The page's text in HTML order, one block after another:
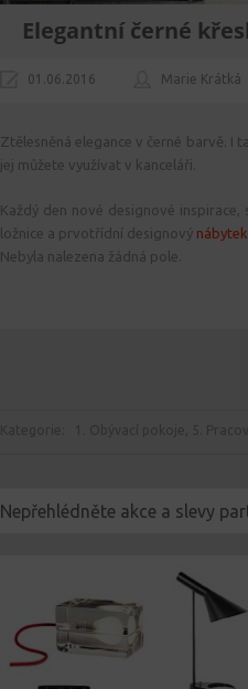
Elegantní černé
01.06.2016 Marie Krátká
Ztělesněná elegance v černé barvě. I
jej můžete využívat v kanceláři.
Každý den nové designové inspirace,
ložnice a prvotřídní designový nábytek
Nebyla nalezena žádná pole.
Nepřehlédněte akce a slevy